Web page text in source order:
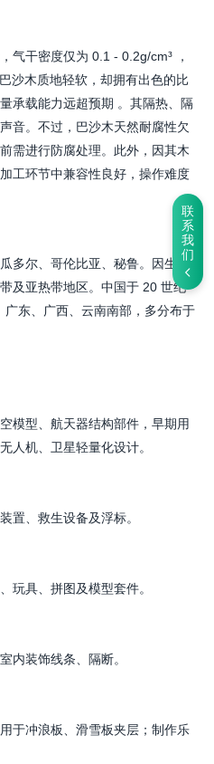
联
系
我
们
气干密度仅为 0.1 - 0.2g/cm³ ，
沙木质地轻软，却拥有出色的比
承载能力远超预期 。其隔热、隔
音。不过，巴沙木天然耐腐性欠
需进行防腐处理。此外，因其木
工环节中兼容性良好，操作难度
多尔、哥伦比亚、秘鲁。因生长
及亚热带地区。中国于 20 世纪
东、广西、云南南部，多分布于
模型、航天器结构部件，早期用
人机、卫星轻量化设计。​
置、救生设备及浮标。​
玩具、拼图及模型套件。​
内装饰线条、隔断。​
于冲浪板、滑雪板夹层；制作乐